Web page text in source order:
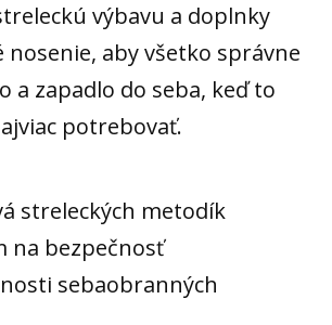
výbavu a doplnky
nosenie, aby všetko správne
a zapadlo do seba, keď to
potrebovať.
streleckých metodík
na bezpečnosť
sebaobranných